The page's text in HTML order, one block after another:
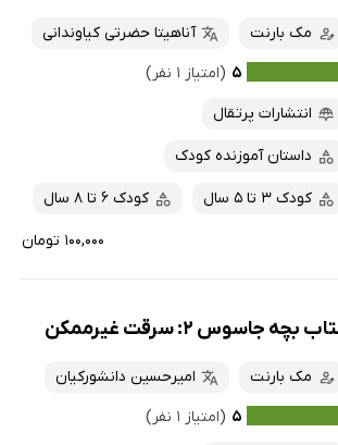
مک بارنت
آناهیتا حضرتی کیاوندانی
۵ (امتیاز ۱ نفر)
انتشارات پرتقال
داستان آموزنده کودک
کودک 3 تا 5 سال کودک 6 تا 8 سال
۱۰۰,۰۰۰ تومان
بچه جاسوس 2: سرقت غیرممکن
مک بارنت
امیرحسین دانشورکیان
۵ (امتیاز ۱ نفر)